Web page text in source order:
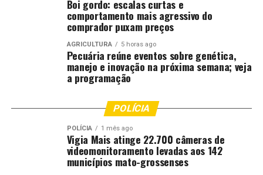
Boi gordo: escalas curtas e
comportamento mais agressivo do
comprador puxam preços
AGRICULTURA 5 horas ago
Pecuária reúne eventos sobre genética,
manejo e inovação na próxima semana; veja
a programação
POLÍCIA
POLÍCIA 1 mês ago
Vigia Mais atinge 22.700 câmeras de
videomonitoramento levadas aos 142
municípios mato-grossenses